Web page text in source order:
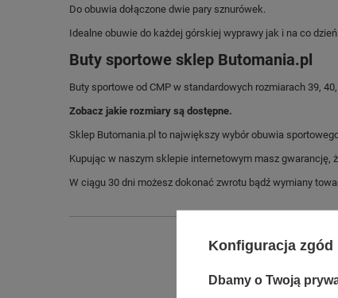
Do obuwia dołączone dwie pary sznurówek.
Idealne obuwie do każdej górskiej wyprawy jak i na co
Buty sportowe sklep Butomania.pl
Buty sportowe od CMP w standardowych rozmiarach 39,
Zobacz jakie rozmiary są dostępne.
Sklep Butomania.pl to największy wybór obuwia
Kupując w naszym sklepie internetowym masz gwarancję,
W ciągu 30 dni możesz dokonać zwrotu bądź wymiany
Konfiguracja zgód
Dbamy o Twoją